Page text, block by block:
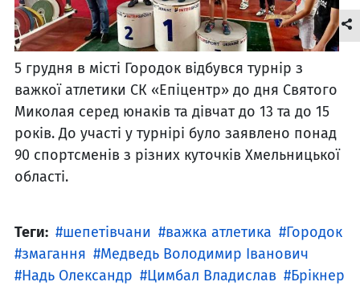
5 грудня в місті Городок відбувся турнір з
важкої атлетики СК «Епіцентр» до дня Святого
Миколая серед юнаків та дівчат до 13 та до 15
років. До участі у турнірі було заявлено понад
90 спортсменів з різних куточків Хмельницької
області.
Теги: шепетівчани важка атлетика
Городок
змагання
Медведь Володимир Іванович
Надь Олександр
Цимбал Владислав
Брікнер